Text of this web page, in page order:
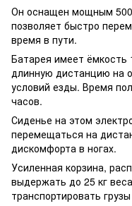
Он оснащен мощным
позволяет быстро
время в пути.
Батарея имеет ёмкость
длинную дистанцию на
условий езды. Время
часов.
Сиденье на этом
перемещаться на
дискомфорта в ногах.
Усиленная корзина,
выдержать до 25 кг
транспортировать